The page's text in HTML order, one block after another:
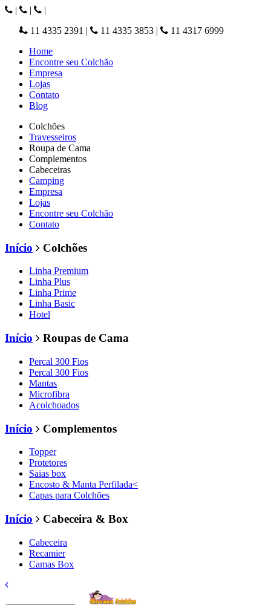
| |
|
11 4335 2391 | 11 4335 3853 |
11 4317 6999
Home
Encontre seu Colchão
Empresa
Lojas
Contato
Blog
Colchões
Travesseiros
Roupa de Cama
Complementos
Cabeceiras
Camping
Empresa
Lojas
Encontre seu Colchão
Contato
Início Colchões
Linha Premium
Linha Plus
Linha Prime
Linha Basic
Hotel
Início Roupas de Cama
Percal 300 Fios
Percal 300 Fios
Mantas
Microfibra
Acolchoados
Início Complementos
Topper
Protetores
Saias box
Encosto & Manta Perfilada<
Capas para Colchões
Início Cabeceira & Box
Cabeceira
Recamier
Camas Box